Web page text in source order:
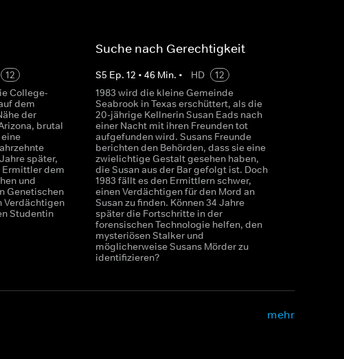
12
College-
dem
der
brutal
später,
Ermittler dem
und
Genetischen
Verdächtigen
Studentin
Suche nach Gerechtigkeit
S5 Ep. 12 • 46Min. • HD
12
1983 wird die kleine Gemeinde
Seabrook in Texas erschüttert, als die
20-jährige Kellnerin Susan Eads nach
einer Nacht mit ihren Freunden tot
aufgefunden wird. Susans Freunde
berichten den Behörden, dass sie eine
zwielichtige Gestalt gesehen haben,
die Susan aus der Bar gefolgt ist. Doch
1983 fällt es den Ermittlern schwer,
einen Verdächtigen für den Mord an
Susan zu finden. Können 34 Jahre
später die Fortschritte in der
forensischen Technologie helfen, den
mysteriösen Stalker und
möglicherweise Susans Mörder zu
identifizieren?
mehr